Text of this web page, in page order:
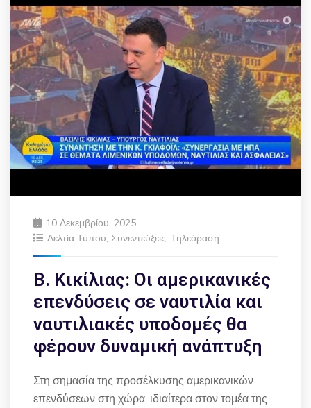
10 Δεκεμβρίου, 2025
Δελτία Τύπου Συνεντεύξεις Τηλεόραση
Β. Κικίλιας: Οι αμερικανικές
επενδύσεις σε ναυτιλία και
ναυτιλιακές υποδομές θα
φέρουν δυναμική ανάπτυξη
Στη σημασία της προσέλκυσης αμερικανικών
επενδύσεων στη χώρα, ιδιαίτερα στον τομέα της